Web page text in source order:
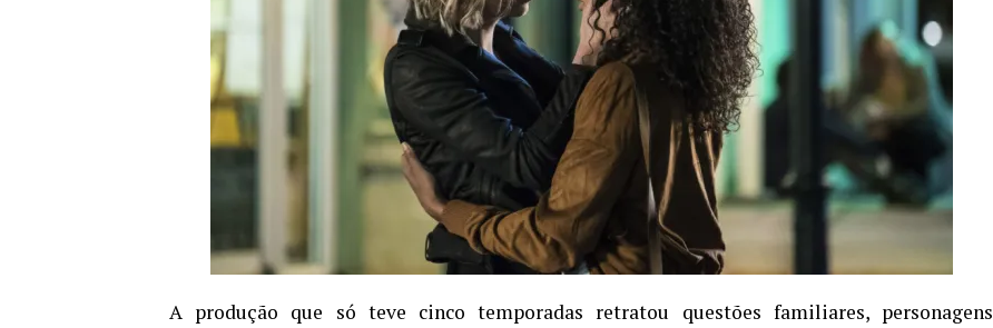
A produção que só teve cinco temporadas retratou questões familiares, personagens